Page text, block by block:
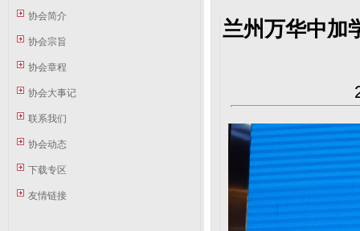
协会简介
协会宗旨
协会章程
协会大事记
联系我们
协会动态
下载专区
友情链接
兰州万华中加